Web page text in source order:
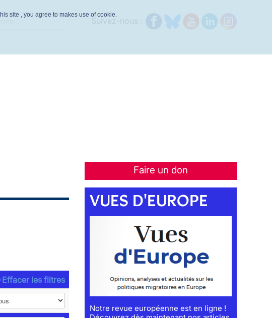
Faire un don
Effacer les filtres
VUES D'EUROPE
Notre revue européenne est en ligne !
site , you agree to makes use of cookie.